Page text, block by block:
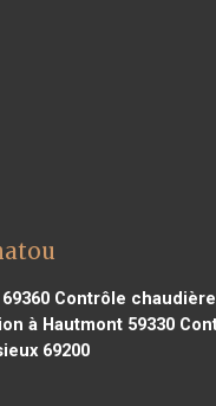
Contrôle
à Hautmont 59330
69200